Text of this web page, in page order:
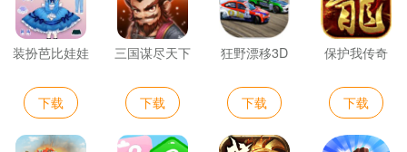
装扮芭比娃娃
下载
三国谋尽天下
下载
狂野漂移3D
下载
保护我传奇
下载